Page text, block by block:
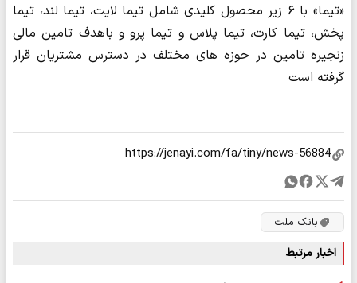
«تیما» با ۶ زیر محصول کلیدی شامل تیما لایت، تیما لند، تیما
پخش، تیما کارت، تیما پلاس و تیما پرو و باهدف تامین مالی
زنجیره تامین در حوزه های مختلف در دسترس مشتریان قرار
گرفته است
بانک ملت
اخبار مرتبط